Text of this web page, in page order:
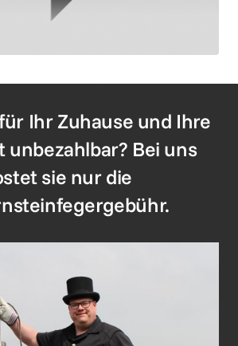
Ihr Zuhause und Ihre
Bei uns
sie nur die